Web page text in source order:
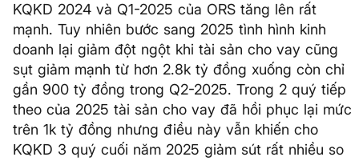
KQKD 2024 và Q1-2025 của ORS tăng lên rất
mạnh. Tuy nhiên bước sang 2025 tình hình kinh
doanh lại giảm đột ngột khi tài sản cho vay cũng
sụt giảm mạnh từ hơn 2.8k tỷ đồng xuống còn chỉ
gần 900 tỷ đồng trong Q2-2025. Trong 2 quý tiếp
theo của 2025 tài sản cho vay đã hồi phục lại mức
trên 1k tỷ đồng nhưng điều này vẫn khiến cho
KQKD 3 quý cuối năm 2025 giảm sút rất nhiều so